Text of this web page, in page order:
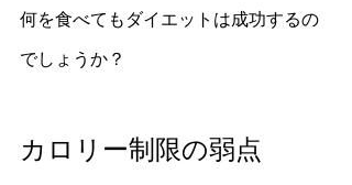
何を食べてもダイエットは成功するの
でしょうか？
カロリー制限の弱点